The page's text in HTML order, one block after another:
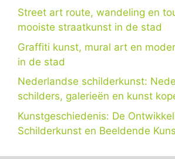
Street art route, wandeling en
mooiste straatkunst in de stad
Graffiti kunst, mural art en
in de stad
Nederlandse schilderkunst:
schilders, galerieën en kunst
Kunstgeschiedenis: De
Schilderkunst en Beeldende